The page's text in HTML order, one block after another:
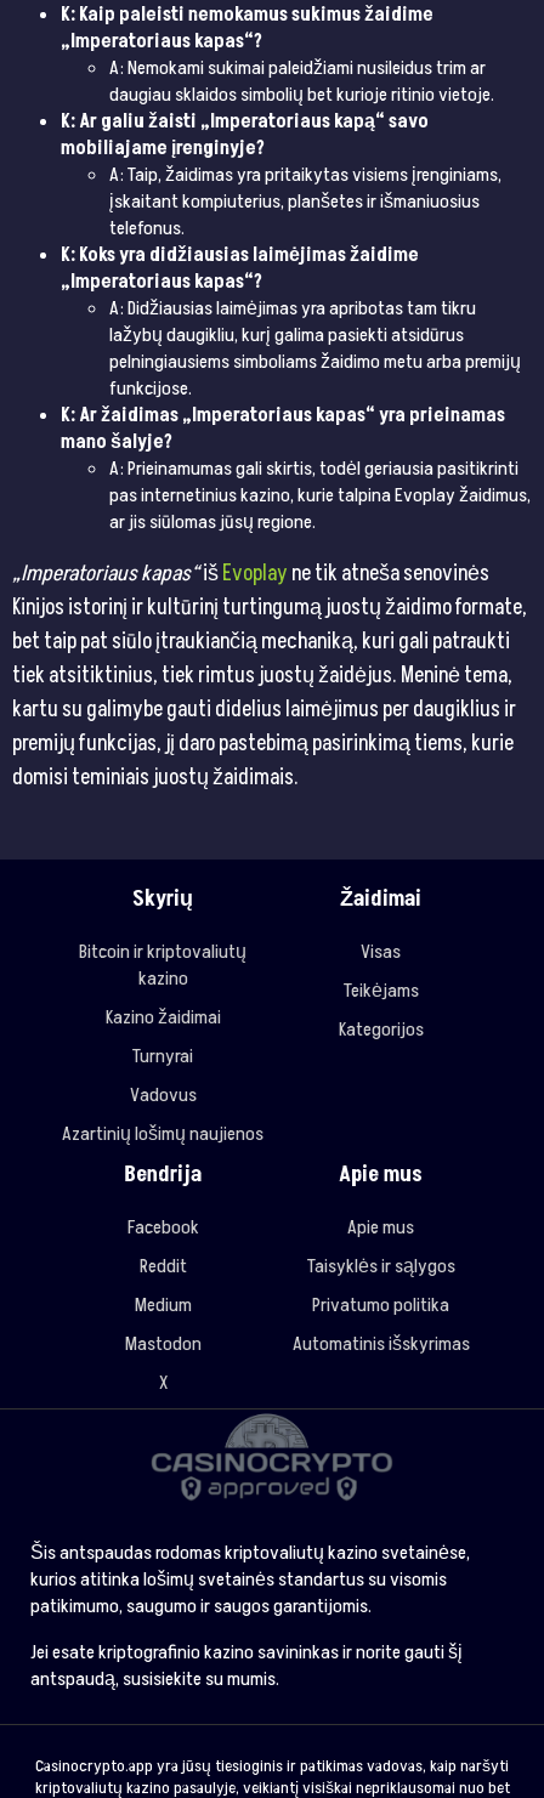
K: Kaip paleisti nemokamus sukimus žaidime
„Imperatoriaus kapas“?
A: Nemokami sukimai paleidžiami nusileidus trim ar
daugiau sklaidos simbolių bet kurioje ritinio vietoje.
K: Ar galiu žaisti „Imperatoriaus kapą“ savo
mobiliajame įrenginyje?
A: Taip, žaidimas yra pritaikytas visiems įrenginiams,
įskaitant kompiuterius, planšetes ir išmaniuosius
telefonus.
K: Koks yra didžiausias laimėjimas žaidime
„Imperatoriaus kapas“?
A: Didžiausias laimėjimas yra apribotas tam tikru
lažybų daugikliu, kurį galima pasiekti atsidūrus
pelningiausiems simboliams žaidimo metu arba premijų
funkcijose.
K: Ar žaidimas „Imperatoriaus kapas“ yra prieinamas
mano šalyje?
A: Prieinamumas gali skirtis, todėl geriausia pasitikrinti
pas internetinius kazino, kurie talpina Evoplay žaidimus,
ar jis siūlomas jūsų regione.
„Imperatoriaus kapas“išEvoplay ne tik atneša senovinės
Kinijos istorinį ir kultūrinį turtingumą juostų žaidimo formate,
bet taip pat siūlo įtraukiančią mechaniką, kuri gali patraukti
tiek atsitiktinius, tiek rimtus juostų žaidėjus. Meninė tema,
kartu su galimybe gauti didelius laimėjimus per daugiklius ir
premijų funkcijas, jį daro pastebimą pasirinkimą tiems, kurie
domisi teminiais juostų žaidimais.
Skyrių
Bitcoin ir kriptovaliutų
kazino
Kazino žaidimai
Turnyrai
Vadovus
Azartinių lošimų naujienos
Žaidimai
Visas
Teikėjams
Kategorijos
Bendrija
Facebook
Reddit
Medium
Mastodon
X
Apie mus
Apie mus
Taisyklės ir sąlygos
Privatumo politika
Automatinis išskyrimas
Šis antspaudas rodomas kriptovaliutų kazino svetainėse,
kurios atitinka lošimų svetainės standartus su visomis
patikimumo, saugumo ir saugos garantijomis.
Jei esate kriptografinio kazino savininkas ir norite gauti šį
antspaudą, susisiekite su mumis.
Casinocrypto.app yra jūsų tiesioginis ir patikimas vadovas, kaip naršyti
kriptovaliutų kazino pasaulyje, veikiantį visiškai nepriklausomai nuo bet